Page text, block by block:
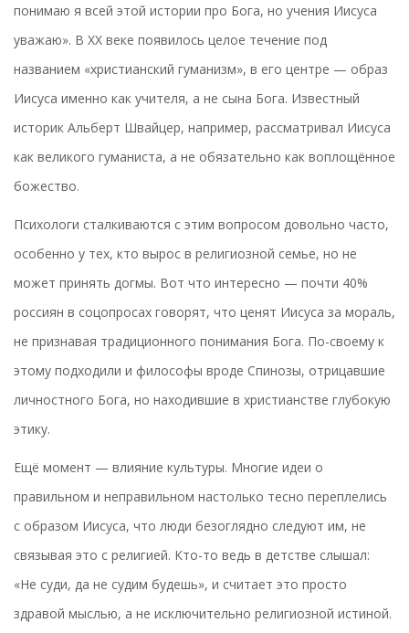
понимаю я всей этой истории про Бога, но учения Иисуса
уважаю». В ХХ веке появилось целое течение под
названием «христианский гуманизм», в его центре — образ
Иисуса именно как учителя, а не сына Бога. Известный
историк Альберт Швайцер, например, рассматривал Иисуса
как великого гуманиста, а не обязательно как воплощённое
божество.
Психологи сталкиваются с этим вопросом довольно часто,
особенно у тех, кто вырос в религиозной семье, но не
может принять догмы. Вот что интересно — почти 40%
россиян в соцопросах говорят, что ценят Иисуса за мораль,
не признавая традиционного понимания Бога. По-своему к
этому подходили и философы вроде Спинозы, отрицавшие
личностного Бога, но находившие в христианстве глубокую
этику.
Ещё момент — влияние культуры. Многие идеи о
правильном и неправильном настолько тесно переплелись
с образом Иисуса, что люди безоглядно следуют им, не
связывая это с религией. Кто-то ведь в детстве слышал:
«Не суди, да не судим будешь», и считает это просто
здравой мыслью, а не исключительно религиозной истиной.